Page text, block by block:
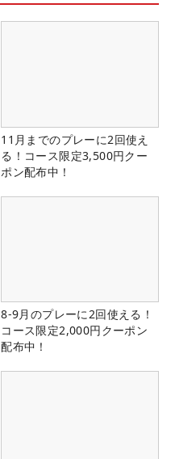
11月までのプレーに2回使え
る！コース限定3,500円クー
ポン配布中！
8-9月のプレーに2回使える！
コース限定2,000円クーポン
配布中！